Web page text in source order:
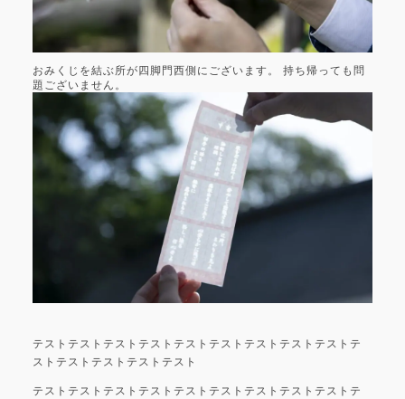
おみくじを結ぶ所が四脚門西側にございます。 持ち帰っても問
題ございません。
テストテストテストテストテストテストテストテストテストテ
ストテストテストテストテスト
テストテストテストテストテストテストテストテストテストテ